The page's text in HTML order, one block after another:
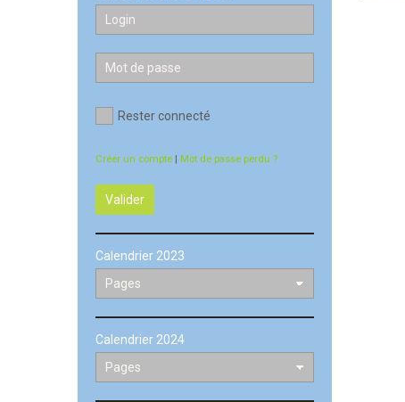
Rester connecté
Créer un compte | Mot de passe perdu ?
Valider
Calendrier 2023
Calendrier 2024